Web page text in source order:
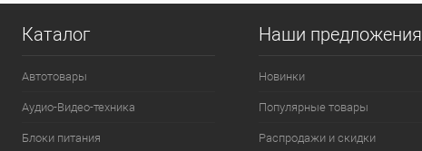
Каталог
Автотовары
Аудио-Видео-техника
Блоки питания
Наши предложения
Новинки
Популярные товары
Распродажи и скидки